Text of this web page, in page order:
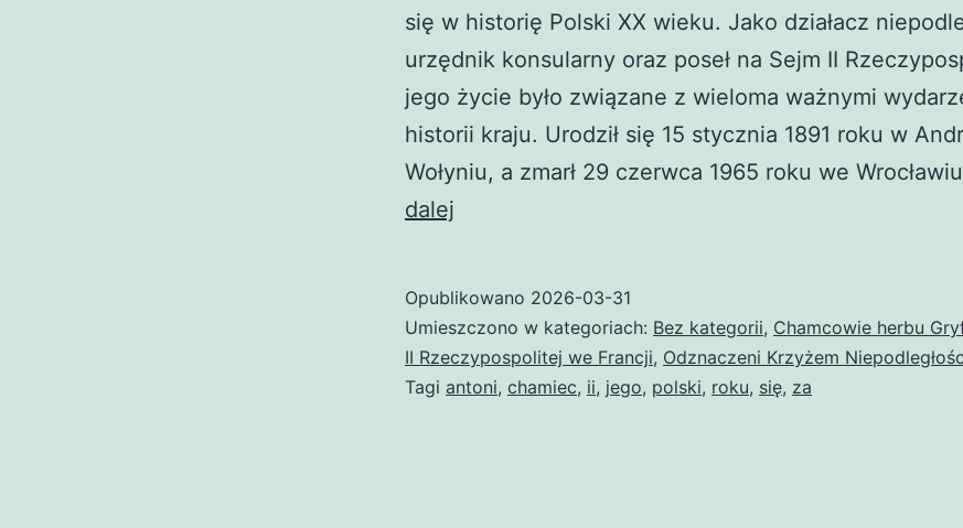
się w historię Polski XX wieku. Jako działacz
urzędnik konsularny oraz poseł na Sejm II
jego życie było związane z wieloma ważnymi
historii kraju. Urodził się 15 stycznia 1891 roku w
Wołyniu, a zmarł 29 czerwca 1965 roku we
dalej
Opublikowano 2026-03-31
Umieszczono w kategoriach: Bez kategorii, Chamcowie herbu
II Rzeczypospolitej we Francji, Odznaczeni Krzyżem
Tagi antoni, chamiec, ii, jego, polski, roku, się, za